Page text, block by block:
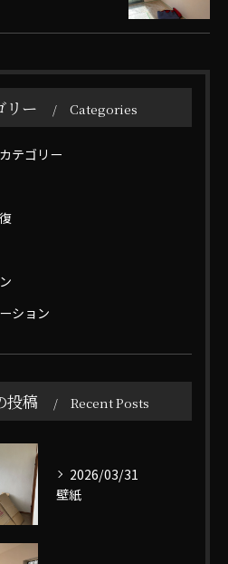
リー Categories
テゴリー
ション
投稿 Recent Posts
2026/03/31
壁紙